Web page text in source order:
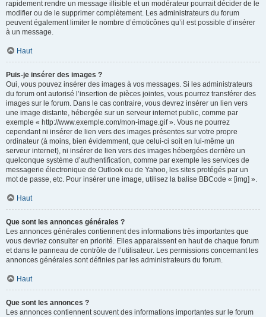
rapidement rendre un message illisible et un modérateur pourrait décider de le
modifier ou de le supprimer complètement. Les administrateurs du forum
peuvent également limiter le nombre d’émoticônes qu’il est possible d’insérer
à un message.
Haut
Puis-je insérer des images ?
Oui, vous pouvez insérer des images à vos messages. Si les administrateurs
du forum ont autorisé l’insertion de pièces jointes, vous pourrez transférer des
images sur le forum. Dans le cas contraire, vous devrez insérer un lien vers
une image distante, hébergée sur un serveur internet public, comme par
exemple « http://www.exemple.com/mon-image.gif ». Vous ne pourrez
cependant ni insérer de lien vers des images présentes sur votre propre
ordinateur (à moins, bien évidemment, que celui-ci soit en lui-même un
serveur internet), ni insérer de lien vers des images hébergées derrière un
quelconque système d’authentification, comme par exemple les services de
messagerie électronique de Outlook ou de Yahoo, les sites protégés par un
mot de passe, etc. Pour insérer une image, utilisez la balise BBCode « [img] ».
Haut
Que sont les annonces générales ?
Les annonces générales contiennent des informations très importantes que
vous devriez consulter en priorité. Elles apparaissent en haut de chaque forum
et dans le panneau de contrôle de l’utilisateur. Les permissions concernant les
annonces générales sont définies par les administrateurs du forum.
Haut
Que sont les annonces ?
Les annonces contiennent souvent des informations importantes sur le forum